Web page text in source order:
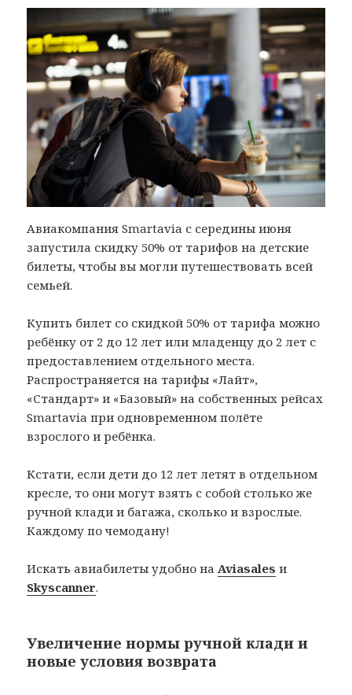
Авиакомпания Smartavia с середины июня
запустила скидку 50% от тарифов на детские
билеты, чтобы вы могли путешествовать всей
семьей.
Купить билет со скидкой 50% от тарифа можно
ребёнку от 2 до 12 лет или младенцу до 2 лет с
предоставлением отдельного места.
Распространяется на тарифы «Лайт»,
«Стандарт» и «Базовый» на собственных рейсах
Smartavia при одновременном полёте
взрослого и ребёнка.
Кстати, если дети до 12 лет летят в отдельном
кресле, то они могут взять с собой столько же
ручной клади и багажа, сколько и взрослые.
Каждому по чемодану!
Искать авиабилеты удобно наAviasales и
Skyscanner.
Увеличение нормы ручной клади и
новые условия возврата